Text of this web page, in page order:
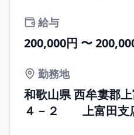
給与
200,000円 〜
勤務地
和歌山県 西牟婁郡
４－２ 上富田支